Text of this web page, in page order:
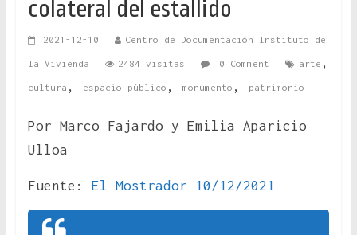
colateral del estallido
2021-12-10 Centro de Documentación Instituto de
la Vivienda 2484 visitas 0 Comment arte ,
cultura , espacio público , monumento , patrimonio
Por Marco Fajardo y Emilia Aparicio
Ulloa
Fuente: El Mostrador 10/12/2021